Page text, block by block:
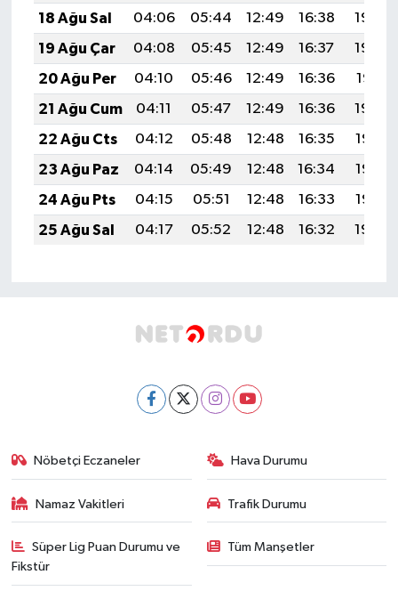
18 Ağu Sal
04:06 05:44 12:49 16:38
19:44
19 Ağu Çar
04:08 05:45 12:49 16:37
19:43
20 Ağu Per
04:10 05:46 12:49 16:36
19:41
21 Ağu Cum
04:11 05:47 12:49 16:36
19:40
22 Ağu Cts
04:12 05:48 12:48 16:35
19:38
23 Ağu Paz
04:14 05:49 12:48 16:34
19:37
24 Ağu Pts
04:15 05:51 12:48 16:33
19:35
25 Ağu Sal
04:17 05:52 12:48 16:32 19:34
Nöbetçi Eczaneler Hava Durumu
Namaz Vakitleri Trafik Durumu
Süper Lig Puan Durumu ve
Fikstür
Tüm Manşetler